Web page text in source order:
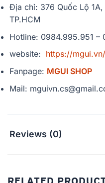
Địa chỉ: 376 Quốc Lộ
TP.HCM
Hotline: 0984.995.951 –
website: https://mgui.vn/
Fanpage: MGUI SHOP
Mail:
Reviews (0)